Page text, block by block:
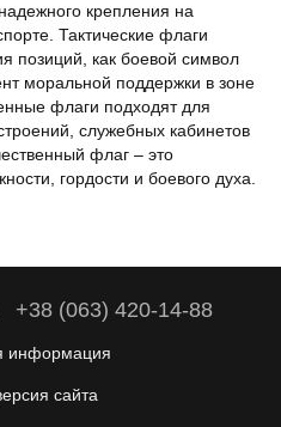
крепления на
Тактические флаги
позиций, как боевой символ
моральной поддержки в зоне
флаги подходят для
служебных кабинетов
флаг – это
гордости и боевого духа.
+38 (063) 420-14-88
информация
сайта